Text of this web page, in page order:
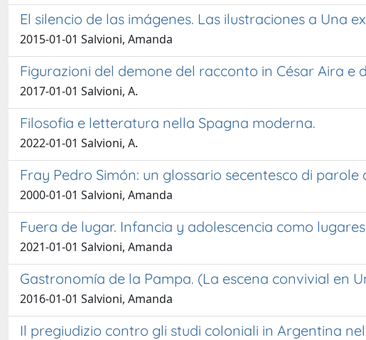
El silencio de las imágenes. Las ilustraciones a Una
2015-01-01 Salvioni, Amanda
Figurazioni del demone del racconto in César Aira e
2017-01-01 Salvioni, A.
Filosofia e letteratura nella Spagna moderna.
2022-01-01 Salvioni, A.
Fray Pedro Simón: un glossario secentesco di parole
2000-01-01 Salvioni, Amanda
Fuera de lugar. Infancia y adolescencia como
2021-01-01 Salvioni, Amanda
Gastronomía de la Pampa. (La escena convivial en
2016-01-01 Salvioni, Amanda
Il pregiudizio contro gli studi coloniali in Argentina